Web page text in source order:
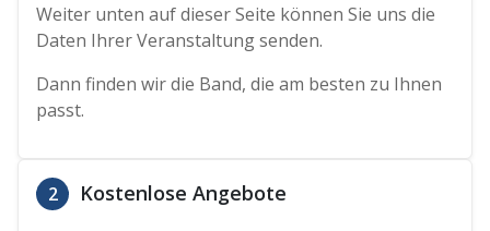
Weiter unten auf dieser Seite können Sie uns die
Daten Ihrer Veranstaltung senden.
Dann finden wir die Band, die am besten zu Ihnen
passt.
2 Kostenlose Angebote